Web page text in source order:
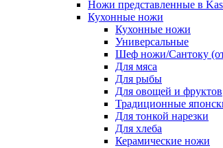
Ножи представленные в
Кухонные ножи
Кухонные ножи
Универсальные
Шеф ножи/Сантоку
Для мяса
Для рыбы
Для овощей и фруктов
Традиционные
Для тонкой нарезки
Для хлеба
Керамические ножи